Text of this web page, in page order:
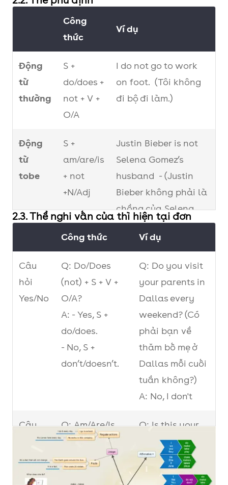
Reeves là người đàn
ông tử tế nhất
Công
thức
Ví dụ
Động
từ
thường
S +
do/does +
not + V +
O/A
I do not go to work
on foot. (Tôi không
đi bộ đi làm.)
Động
từ
tobe
S +
am/are/is
+ not
+N/Adj
Justin Bieber is not
Selena Gomez’s
husband - (Justin
Bieber không phải là
chồng của Selena
Gomez đâu.)
2.3. Thể nghi vấn của thì hiện tại đơn
Công thức Ví dụ
Câu
hỏi
Yes/No
Q: Do/Does
(not) + S + V +
O/A?
A: - Yes, S +
do/does.
- No, S +
don’t/doesn’t.
Q: Do you visit
your parents in
Dallas every
weekend? (Có
phải bạn về
thăm bố mẹ ở
Dallas mỗi cuối
tuần không?)
A: No, I don't
Câu
Yes/No
Q: Am/Are/Is
(not) + S +
N/Adj?
Q: Is this your
pen? (Cây bút
mực này của
bạn phải